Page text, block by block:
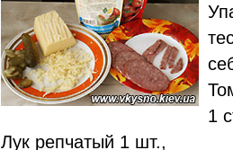
1
Лук репчатый 1 шт.,